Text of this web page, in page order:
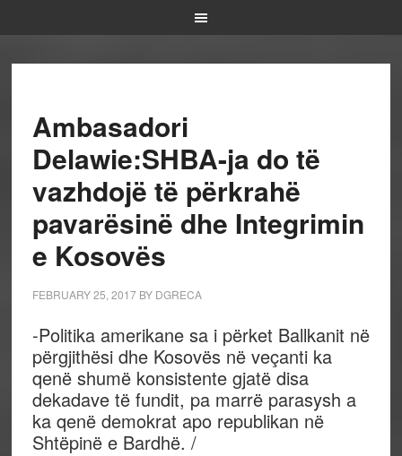
Ambasadori
Delawie:SHBA-ja do të
vazhdojë të përkrahë
pavarësinë dhe Integrimin
e Kosovës
FEBRUARY 25, 2017BY DGRECA
-Politika amerikane sa i përket Ballkanit në
përgjithësi dhe Kosovës në veçanti ka
qenë shumë konsistente gjatë disa
dekadave të fundit, pa marrë parasysh a
ka qenë demokrat apo republikan në
Shtëpinë e Bardhë. /